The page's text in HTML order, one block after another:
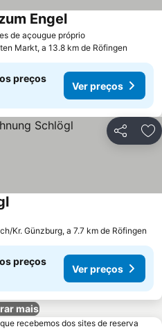
de açougue próprio
Engel
Markt, a 13.8 km de Röfingen
preços
Ver preços
Partilhar
Kr. Günzburg, a 7.7 km de Röfingen
preços
Ver preços
mais
recebemos dos sites de reserva